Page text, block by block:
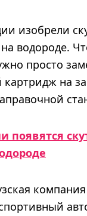
изобрели
водороде.
просто
картридж на
появятся